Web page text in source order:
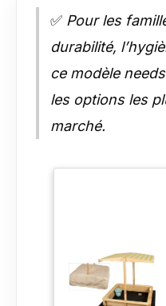
✅ Pour les
durabilité,
ce modèle
les options les
marché.